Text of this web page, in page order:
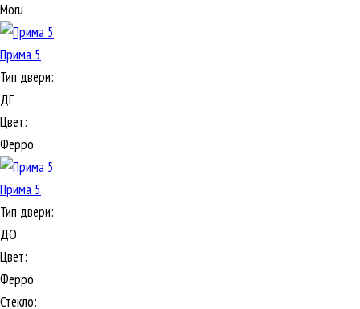
Moru
Прима 5
Тип двери:
ДГ
Цвет:
Ферро
Прима 5
Тип двери:
ДО
Цвет:
Ферро
Стекло: